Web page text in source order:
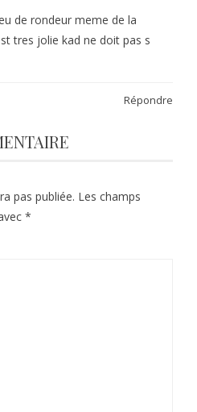
de rondeur meme de la
tres jolie kad ne doit pas s
Répondre
pas publiée. Les champs
*